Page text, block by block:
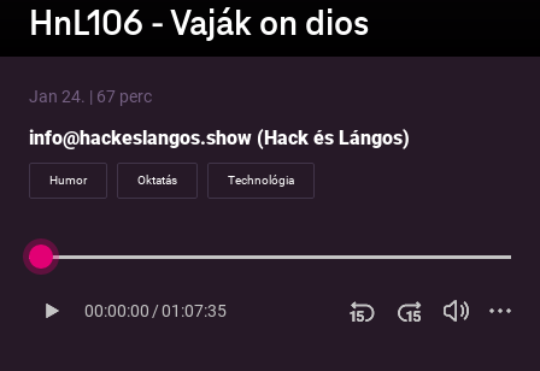
HnL106 - Vaják on dios
Jan 24. | 67 perc
info@hackeslangos.show (Hack és Lángos)
Humor Oktatás Technológia
00:00:00/01:07:35